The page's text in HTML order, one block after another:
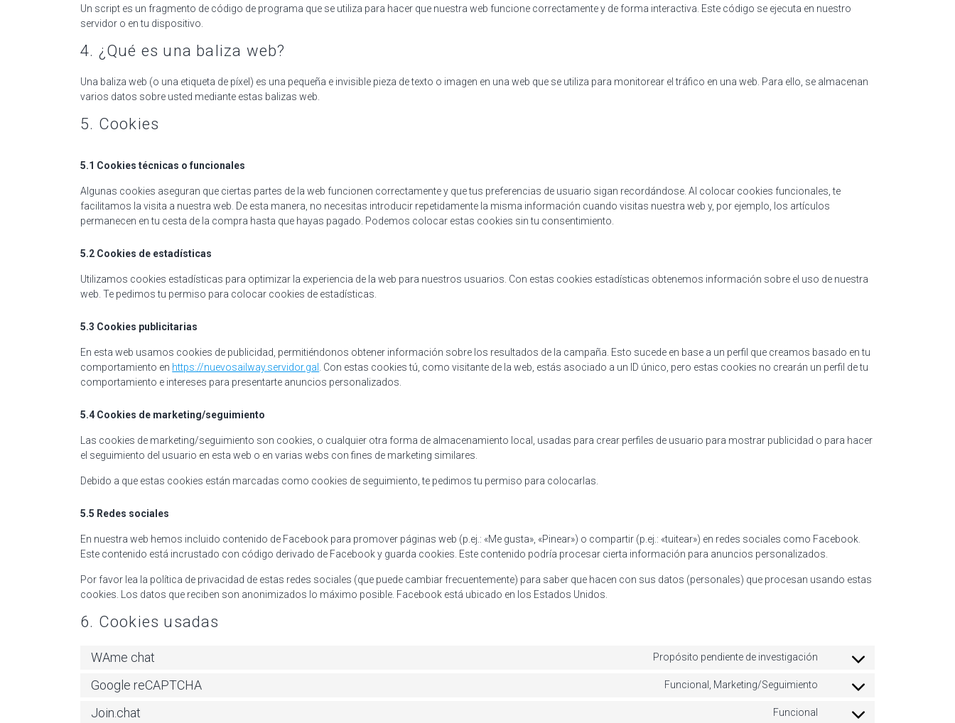
Un script es un fragmento de código de programa que se utiliza para hacer que nuestra web funcione correctamente y de forma interactiva. Este código se ejecuta en nuestro
servidor o en tu dispositivo.
4. ¿Qué es una baliza web?
Una baliza web (o una etiqueta de píxel) es una pequeña e invisible pieza de texto o imagen en una web que se utiliza para monitorear el tráfico en una web. Para ello, se almacenan
varios datos sobre usted mediante estas balizas web.
5. Cookies
5.1 Cookies técnicas o funcionales
Algunas cookies aseguran que ciertas partes de la web funcionen correctamente y que tus preferencias de usuario sigan recordándose. Al colocar cookies funcionales, te
facilitamos la visita a nuestra web. De esta manera, no necesitas introducir repetidamente la misma información cuando visitas nuestra web y, por ejemplo, los artículos
permanecen en tu cesta de la compra hasta que hayas pagado. Podemos colocar estas cookies sin tu consentimiento.
5.2 Cookies de estadísticas
Utilizamos cookies estadísticas para optimizar la experiencia de la web para nuestros usuarios. Con estas cookies estadísticas obtenemos información sobre el uso de nuestra
web. Te pedimos tu permiso para colocar cookies de estadísticas.
5.3 Cookies publicitarias
En esta web usamos cookies de publicidad, permitiéndonos obtener información sobre los resultados de la campaña. Esto sucede en base a un perfil que creamos basado en tu
comportamiento en https://nuevosailway.servidor.gal . Con estas cookies tú, como visitante de la web, estás asociado a un ID único, pero estas cookies no crearán un perfil de tu
comportamiento e intereses para presentarte anuncios personalizados.
5.4 Cookies de marketing/seguimiento
Las cookies de marketing/seguimiento son cookies, o cualquier otra forma de almacenamiento local, usadas para crear perfiles de usuario para mostrar publicidad o para hacer
el seguimiento del usuario en esta web o en varias webs con fines de marketing similares.
Debido a que estas cookies están marcadas como cookies de seguimiento, te pedimos tu permiso para colocarlas.
5.5 Redes sociales
En nuestra web hemos incluido contenido de Facebook para promover páginas web (p.ej.: «Me gusta», «Pinear») o compartir (p.ej.: «tuitear») en redes sociales como Facebook.
Este contenido está incrustado con código derivado de Facebook y guarda cookies. Este contenido podría procesar cierta información para anuncios personalizados.
Por favor lea la política de privacidad de estas redes sociales (que puede cambiar frecuentemente) para saber que hacen con sus datos (personales) que procesan usando estas
cookies. Los datos que reciben son anonimizados lo máximo posible. Facebook está ubicado en los Estados Unidos.
6. Cookies usadas
WAme chat Propósito pendiente de investigación
Consent to service wame-
Google reCAPTCHA Funcional, Marketing/Seguimiento
Consent to service google-
Join.chat Funcional
Consent to service join.chat